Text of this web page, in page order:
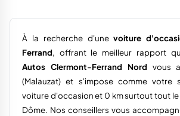
À la recherche d'unevoiture
Ferrand, offrant le meilleur rapport
Autos Clermont-Ferrand Nordvous
(Malauzat) et s'impose comme votre
voiture d'occasion et 0 km surtout tout
Dôme. Nos conseillers vous